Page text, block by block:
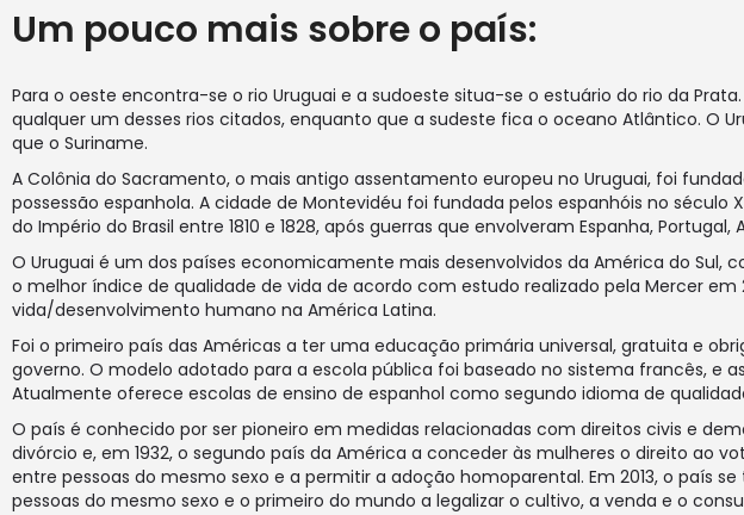
Um pouco mais sobre o país:
Para o oeste encontra-se o rio Uruguai e a sudoeste situa-se o estuário do rio da
qualquer um desses rios citados, enquanto que a sudeste fica o oceano Atlântico. O
que o Suriname.
A Colônia do Sacramento, o mais antigo assentamento europeu no Uruguai, foi
possessão espanhola. A cidade de Montevidéu foi fundada pelos espanhóis no
do Império do Brasil entre 1810 e 1828, após guerras que envolveram Espanha, Portugal,
O Uruguai é um dos países economicamente mais desenvolvidos da América do Sul,
o melhor índice de qualidade de vida de acordo com estudo realizado pela Mercer em
vida/desenvolvimento humano na América Latina.
Foi o primeiro país das Américas a ter uma educação primária universal, gratuita e
governo. O modelo adotado para a escola pública foi baseado no sistema francês, e
Atualmente oferece escolas de ensino de espanhol como segundo idioma de
O país é conhecido por ser pioneiro em medidas relacionadas com direitos civis e
divórcio e, em 1932, o segundo país da América a conceder às mulheres o direito ao
entre pessoas do mesmo sexo e a permitir a adoção homoparental. Em 2013, o país
pessoas do mesmo sexo e o primeiro do mundo a legalizar o cultivo, a venda e o